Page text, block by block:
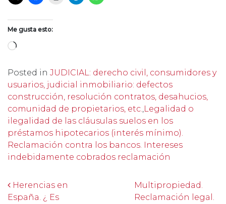
Me gusta esto:
Cargando...
Posted in JUDICIAL: derecho civil, consumidores y
usuarios, judicial inmobiliario: defectos
construcción, resolución contratos, desahucios,
comunidad de propietarios, etc. Legalidad o
ilegalidad de las cláusulas suelos en los
préstamos hipotecarios (interés mínimo).
Reclamación contra los bancos. Intereses
indebidamente cobrados reclamación
Post navigation
Herencias en
España. ¿ Es
Multipropiedad.
Reclamación legal.